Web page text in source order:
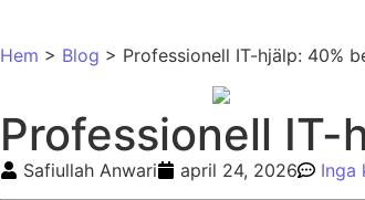
Hem > Blog > Professionell IT-hjälp: 40%
Professionell IT-
Safiullah Anwari april 24, 2026 Inga